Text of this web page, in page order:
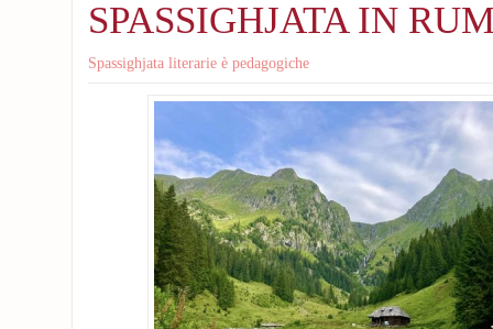
SPASSIGHJATA IN
Spassighjata literarie è pedagogiche